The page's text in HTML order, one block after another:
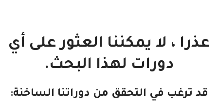
عذرا ، لا يمكننا العثور على أي
دورات لهذا البحث.
قد ترغب في التحقق من دوراتنا الساخنة: